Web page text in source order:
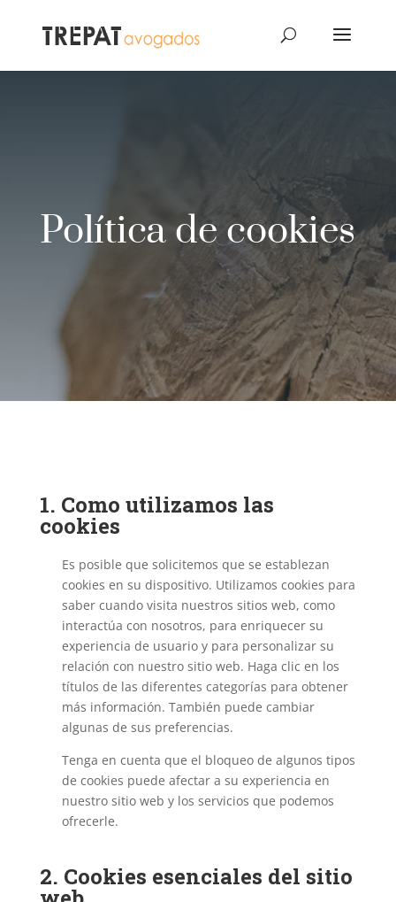
Política de cookies
1. Como utilizamos las
cookies
Es posible que solicitemos que se establezan
cookies en su dispositivo. Utilizamos cookies para
saber cuando visita nuestros sitios web, como
interactúa con nosotros, para enriquecer su
experiencia de usuario y para personalizar su
relación con nuestro sitio web. Haga clic en los
títulos de las diferentes categorías para obtener
más información. También puede cambiar
algunas de sus preferencias.
Tenga en cuenta que el bloqueo de algunos tipos
de cookies puede afectar a su experiencia en
nuestro sitio web y los servicios que podemos
ofrecerle.
2. Cookies esenciales del sitio